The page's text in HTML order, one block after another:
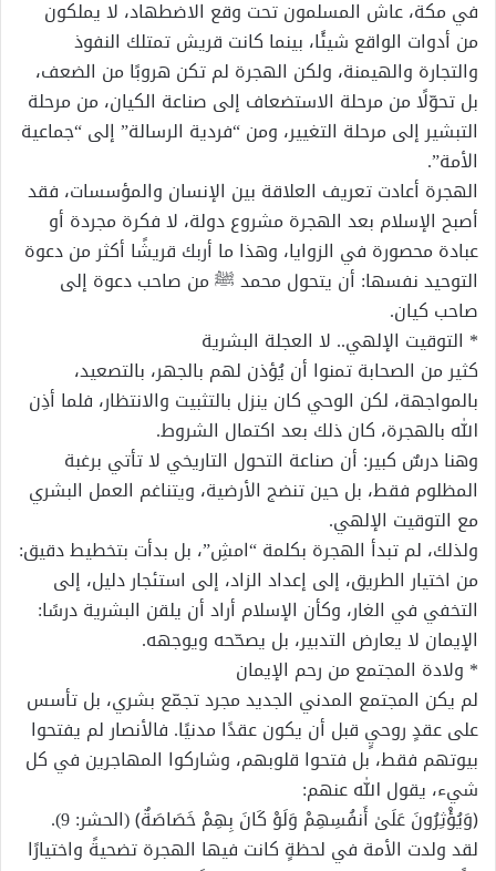
في مكة، عاش المسلمون تحت وقع الاضطهاد، لا يملكون
من أدوات الواقع شيئًا، بينما كانت قريش تمتلك النفوذ
والتجارة والهيمنة، ولكن الهجرة لم تكن هروبًا من الضعف،
بل تحوّلًا من مرحلة الاستضعاف إلى صناعة الكيان، من مرحلة
التبشير إلى مرحلة التغيير، ومن “فردية الرسالة” إلى “جماعية
الأمة”.
الهجرة أعادت تعريف العلاقة بين الإنسان والمؤسسات، فقد
أصبح الإسلام بعد الهجرة مشروع دولة، لا فكرة مجردة أو
عبادة محصورة في الزوايا، وهذا ما أربك قريشًا أكثر من دعوة
التوحيد نفسها: أن يتحول محمد ﷺ من صاحب دعوة إلى
صاحب كيان.
* التوقيت الإلهي.. لا العجلة البشرية
كثير من الصحابة تمنوا أن يُؤذن لهم بالجهر، بالتصعيد،
بالمواجهة، لكن الوحي كان ينزل بالتثبيت والانتظار، فلما أذِن
الله بالهجرة، كان ذلك بعد اكتمال الشروط.
وهنا درسٌ كبير: أن صناعة التحول التاريخي لا تأتي برغبة
المظلوم فقط، بل حين تنضج الأرضية، ويتناغم العمل البشري
مع التوقيت الإلهي.
ولذلك، لم تبدأ الهجرة بكلمة “امشِ”، بل بدأت بتخطيط دقيق:
من اختيار الطريق، إلى إعداد الزاد، إلى استئجار دليل، إلى
التخفي في الغار، وكأن الإسلام أراد أن يلقن البشرية درسًا:
الإيمان لا يعارض التدبير، بل يصحّحه ويوجهه.
* ولادة المجتمع من رحم الإيمان
لم يكن المجتمع المدني الجديد مجرد تجمّع بشري، بل تأسس
على عقدٍ روحيٍ قبل أن يكون عقدًا مدنيًا. فالأنصار لم يفتحوا
بيوتهم فقط، بل فتحوا قلوبهم، وشاركوا المهاجرين في كل
شيء، يقول الله عنهم:
﴿وَيُؤْثِرُونَ عَلَىٰ أَنفُسِهِمْ وَلَوْ كَانَ بِهِمْ خَصَاصَةٌ﴾ (الحشر: 9).
لقد ولدت الأمة في لحظةٍ كانت فيها الهجرة تضحيةً واختيارًا